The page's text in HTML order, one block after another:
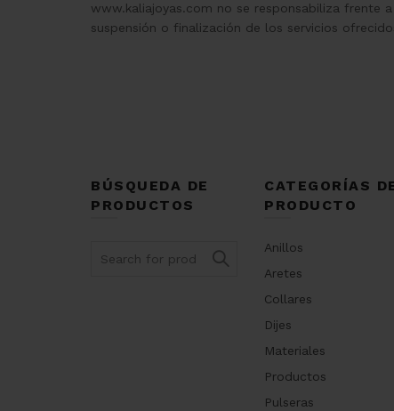
www.kaliajoyas.com no se responsabiliza frente
suspensión o finalización de los servicios
BÚSQUEDA DE
PRODUCTOS
CATEGORÍAS
PRODUCTO
Anillos
Aretes
Collares
Dijes
Materiales
Productos
Pulseras